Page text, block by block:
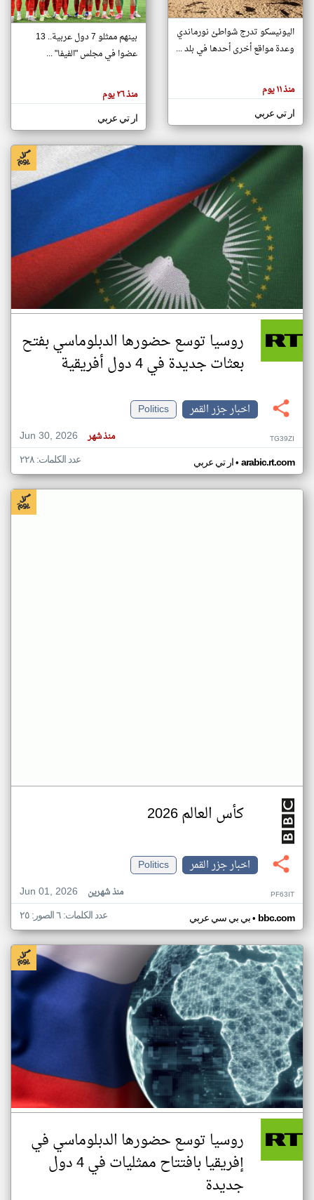
تغيير الدولة
اخبار جزر القمر على مدار الساعة
أهم اخبار جزر القمر العاجلة والمباشرة
هنا عن
وجهة
كاتبيها.
اليونيسكو تدرج شواطئ نورماندي
وعدة مواقع أخرى أحدها في بلد ...
منذ ١١ يوم
ار تي عربي
بينهم ممثلو 7 دول عربية.. 13
عضوا في مجلس "الفيفا" ...
منذ ٢٦ يوم
ار تي عربي
روسيا توسع حضورها الدبلوماسي بفتح
بعثات جديدة في 4 دول أفريقية
اخبار جزر القمر
Politics
Jun 30, 2026
منذ شهر TG39ZI
ار تي عربي• arabic.rt.com عدد الكلمات: ٢٢٨
كأس العالم 2026
اخبار جزر القمر
Politics
Jun 01, 2026
منذ شهرين PF63IT
بي بي سي عربي• bbc.com عدد الكلمات: ٦ الصور: ٢٥
روسيا توسع حضورها الدبلوماسي في
إفريقيا بافتتاح ممثليات في 4 دول
جديدة
klyoum.com